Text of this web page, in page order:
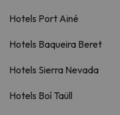
Hotels Port Ainé
Hotels Baqueira Beret
Hotels Sierra Nevada
Hotels Boí Taüll